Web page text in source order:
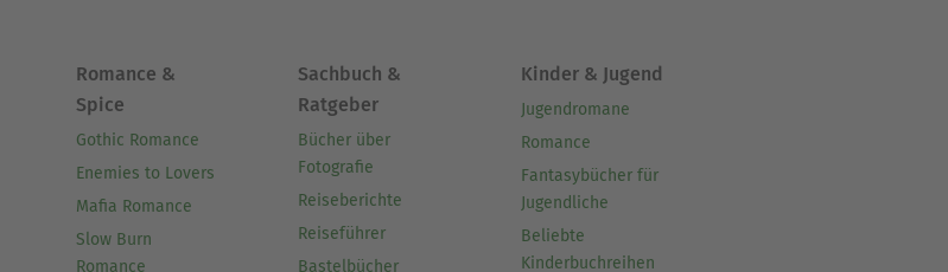
Romance &
Spice
Gothic Romance
Enemies to Lovers
Mafia Romance
Slow Burn
Romance
Sachbuch &
Ratgeber
Bücher über
Fotografie
Reiseberichte
Reiseführer
Bastelbücher
Kinder & Jugend
Jugendromane
Romance
Fantasybücher für
Jugendliche
Beliebte
Kinderbuchreihen